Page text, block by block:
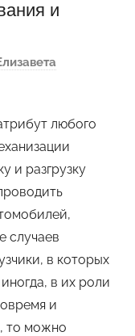
и
любого
и разгрузку
случаев
в которых
в их роли
и
то можно